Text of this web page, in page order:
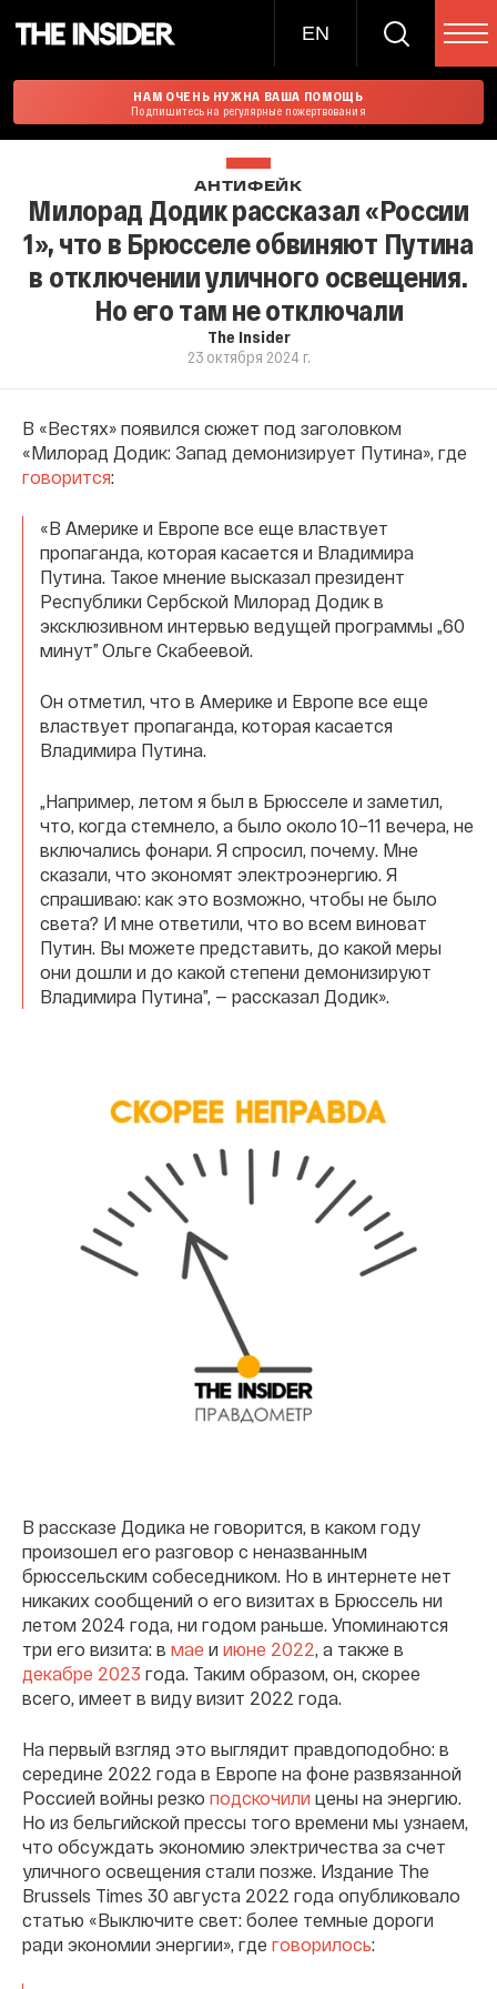
EN
НАМ ОЧЕНЬ НУЖНА ВАША ПОМОЩЬ
Подпишитесь на регулярные пожертвования
АНТИФЕЙК
Милорад Додик рассказал «России
1», что в Брюсселе обвиняют Путина
в отключении уличного освещения.
Но его там не отключали
The Insider
23 октября 2024 г.
В «Вестях» появился сюжет под заголовком
«Милорад Додик: Запад демонизирует Путина», где
говорится:
«В Америке и Европе все еще властвует
пропаганда, которая касается и Владимира
Путина. Такое мнение высказал президент
Республики Сербской Милорад Додик в
эксклюзивном интервью ведущей программы „60
минут” Ольге Скабеевой.
Он отметил, что в Америке и Европе все еще
властвует пропаганда, которая касается
Владимира Путина.
„Например, летом я был в Брюсселе и заметил,
что, когда стемнело, а было около 10–11 вечера, не
включались фонари. Я спросил, почему. Мне
сказали, что экономят электроэнергию. Я
спрашиваю: как это возможно, чтобы не было
света? И мне ответили, что во всем виноват
Путин. Вы можете представить, до какой меры
они дошли и до какой степени демонизируют
Владимира Путина”, — рассказал Додик».
В рассказе Додика не говорится, в каком году
произошел его разговор с неназванным
брюссельским собеседником. Но в интернете нет
никаких сообщений о его визитах в Брюссель ни
летом 2024 года, ни годом раньше. Упоминаются
три его визита: в мае и июне 2022, а также в
декабре 2023 года. Таким образом, он, скорее
всего, имеет в виду визит 2022 года.
На первый взгляд это выглядит правдоподобно: в
середине 2022 года в Европе на фоне развязанной
Россией войны резко подскочили цены на энергию.
Но из бельгийской прессы того времени мы узнаем,
что обсуждать экономию электричества за счет
уличного освещения стали позже. Издание The
Brussels Times 30 августа 2022 года опубликовало
статью «Выключите свет: более темные дороги
ради экономии энергии», где говорилось: